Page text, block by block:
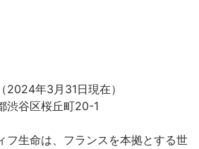
2024年3月31日現在）
渋谷区桜丘町20-1
フ生命は、フランスを本拠とする世